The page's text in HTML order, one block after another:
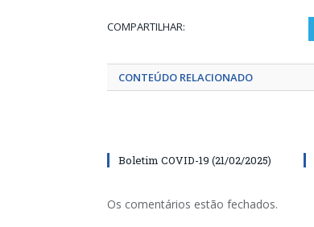
COMPARTILHAR:
CONTEÚDO RELACIONADO
Boletim COVID-19 (21/02/2025)
Os comentários estão fechados.